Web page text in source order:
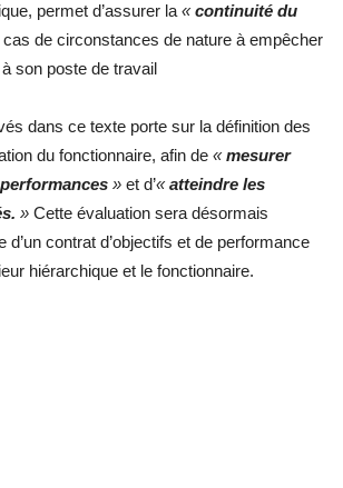
permet d’assurer la «continuité du
cas de circonstances de nature à empêcher
son poste de travail
dans ce texte porte sur la définition des
du fonctionnaire, afin de «mesurer
» et d’«atteindre les
» Cette évaluation sera désormais
d’un contrat d’objectifs et de performance
hiérarchique et le fonctionnaire.